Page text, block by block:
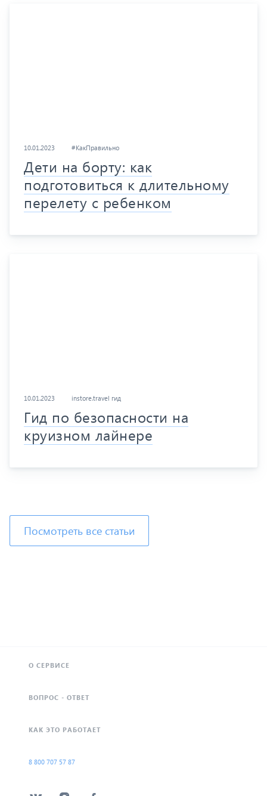
10.01.2023 #КакПравильно
Дети на борту: как
подготовиться к длительному
перелету с ребенком
10.01.2023 instore.travel гид
Гид по безопасности на
круизном лайнере
Посмотреть все статьи
О СЕРВИСЕ
ВОПРОС - ОТВЕТ
КАК ЭТО РАБОТАЕТ
8 800 707 57 87